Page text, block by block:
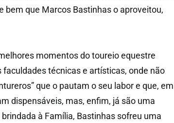
bem que Marcos Bastinhas o aproveitou,
momentos do toureio equestre
técnicas e artísticas, onde não
que o pautam o seu labor e que, em
dispensáveis, mas, enfim, já são uma
à Família, Bastinhas sofreu uma